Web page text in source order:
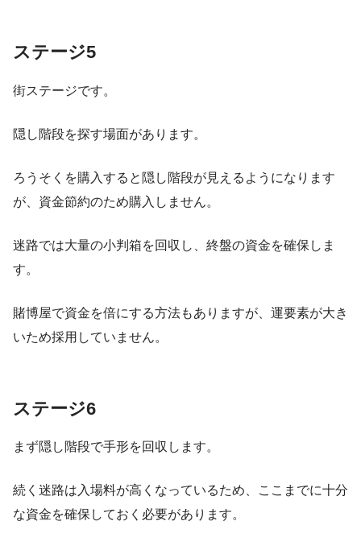
ステージ5
街ステージです。
隠し階段を探す場面があります。
ろうそくを購入すると隠し階段が見えるようになります
が、資金節約のため購入しません。
迷路では大量の小判箱を回収し、終盤の資金を確保しま
す。
賭博屋で資金を倍にする方法もありますが、運要素が大き
いため採用していません。
ステージ6
まず隠し階段で手形を回収します。
続く迷路は入場料が高くなっているため、ここまでに十分
な資金を確保しておく必要があります。